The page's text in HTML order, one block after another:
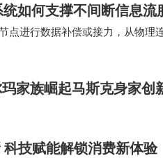
如何支撑不间断信息流
点进行数据补偿或接力，从物理
而精密的技术设施，其持续运转
家族崛起马斯克身家创
技赋能解锁消费新体验